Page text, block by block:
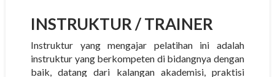
INSTRUKTUR/ TRAINER
Instruktur yang mengajar pelatihan ini adalah
instruktur yang berkompeten di bidangnya dengan
baik, datang dari kalangan akademisi, praktisi